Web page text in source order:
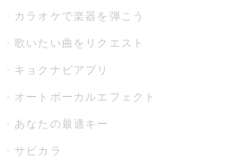
カラオケで楽器を弾こう
歌いたい曲をリクエスト
キョクナビアプリ
オートボーカルエフェクト
あなたの最適キー
サビカラ